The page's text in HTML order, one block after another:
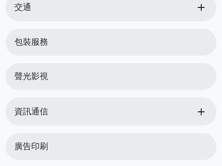
交通 add
包裝服務
聲光影視
資訊通信 add
廣告印刷